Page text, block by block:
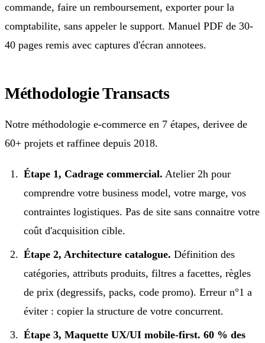
commande, faire un remboursement, exporter pour la
comptabilite, sans appeler le support. Manuel PDF de 30-
40 pages remis avec captures d'écran annotees.
Méthodologie Transacts
Notre méthodologie e-commerce en 7 étapes, derivee de
60+ projets et raffinee depuis 2018.
Étape 1, Cadrage commercial. Atelier 2h pour
comprendre votre business model, votre marge, vos
contraintes logistiques. Pas de site sans connaitre votre
coût d'acquisition cible.
Étape 2, Architecture catalogue. Définition des
catégories, attributs produits, filtres a facettes, règles
de prix (degressifs, packs, code promo). Erreur n°1 a
éviter : copier la structure de votre concurrent.
Étape 3, Maquette UX/UI mobile-first. 60 % des